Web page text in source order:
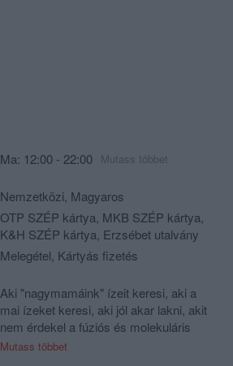
Ma: 12:00 - 22:00 Mutass többet
Nemzetközi, Magyaros
OTP SZÉP kártya, MKB SZÉP kártya,
K&H SZÉP kártya, Erzsébet utalvány
Melegétel, Kártyás fizetés
Aki "nagymamáink" ízeit keresi, aki a
mai ízeket keresi, aki jól akar lakni, akit
nem érdekel a fúziós és molekuláris
konyha, ők jöjjenek el hozzánk!
Mutass többet